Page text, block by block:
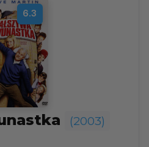
6.3
(2003)